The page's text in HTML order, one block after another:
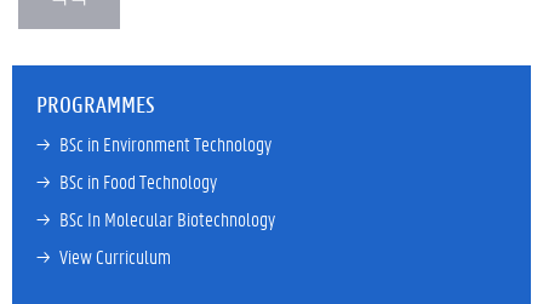
PROGRAMMES
→ BSc in Environment Technology
→ BSc in Food Technology
→ BSc In Molecular Biotechnology
→ View Curriculum